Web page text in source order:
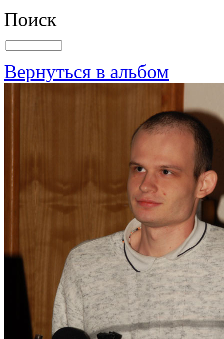
Поиск
Вернуться в альбом